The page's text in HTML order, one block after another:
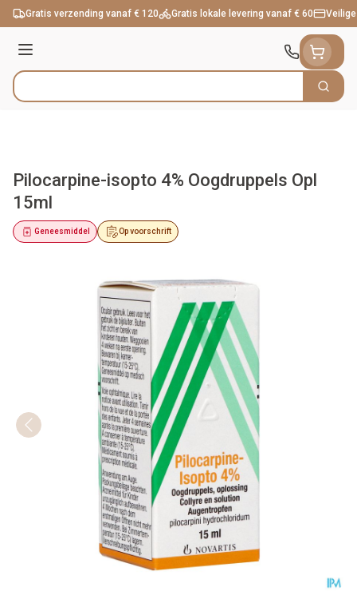
Ga naar de inhoud
Gratis verzending vanaf € 120 Gratis lokale levering vanaf € 60
Menu
Product, merk, categorie... Zoek
Pilocarpine-isopto 4% Oogdruppels Opl
15ml
Op voorschrift
Geneesmiddel